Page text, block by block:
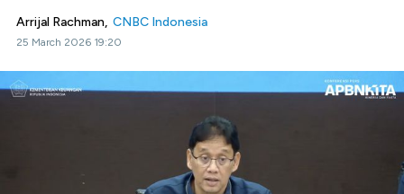
Arrijal Rachman, CNBC Indonesia
25 March 2026 19:20